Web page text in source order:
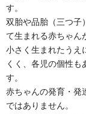
す。
双胎や品胎（三つ子
て生まれる赤ちゃん
小さく生まれたうえ
くく、各児の個性も
す。
赤ちゃんの発育・発
ではありません。